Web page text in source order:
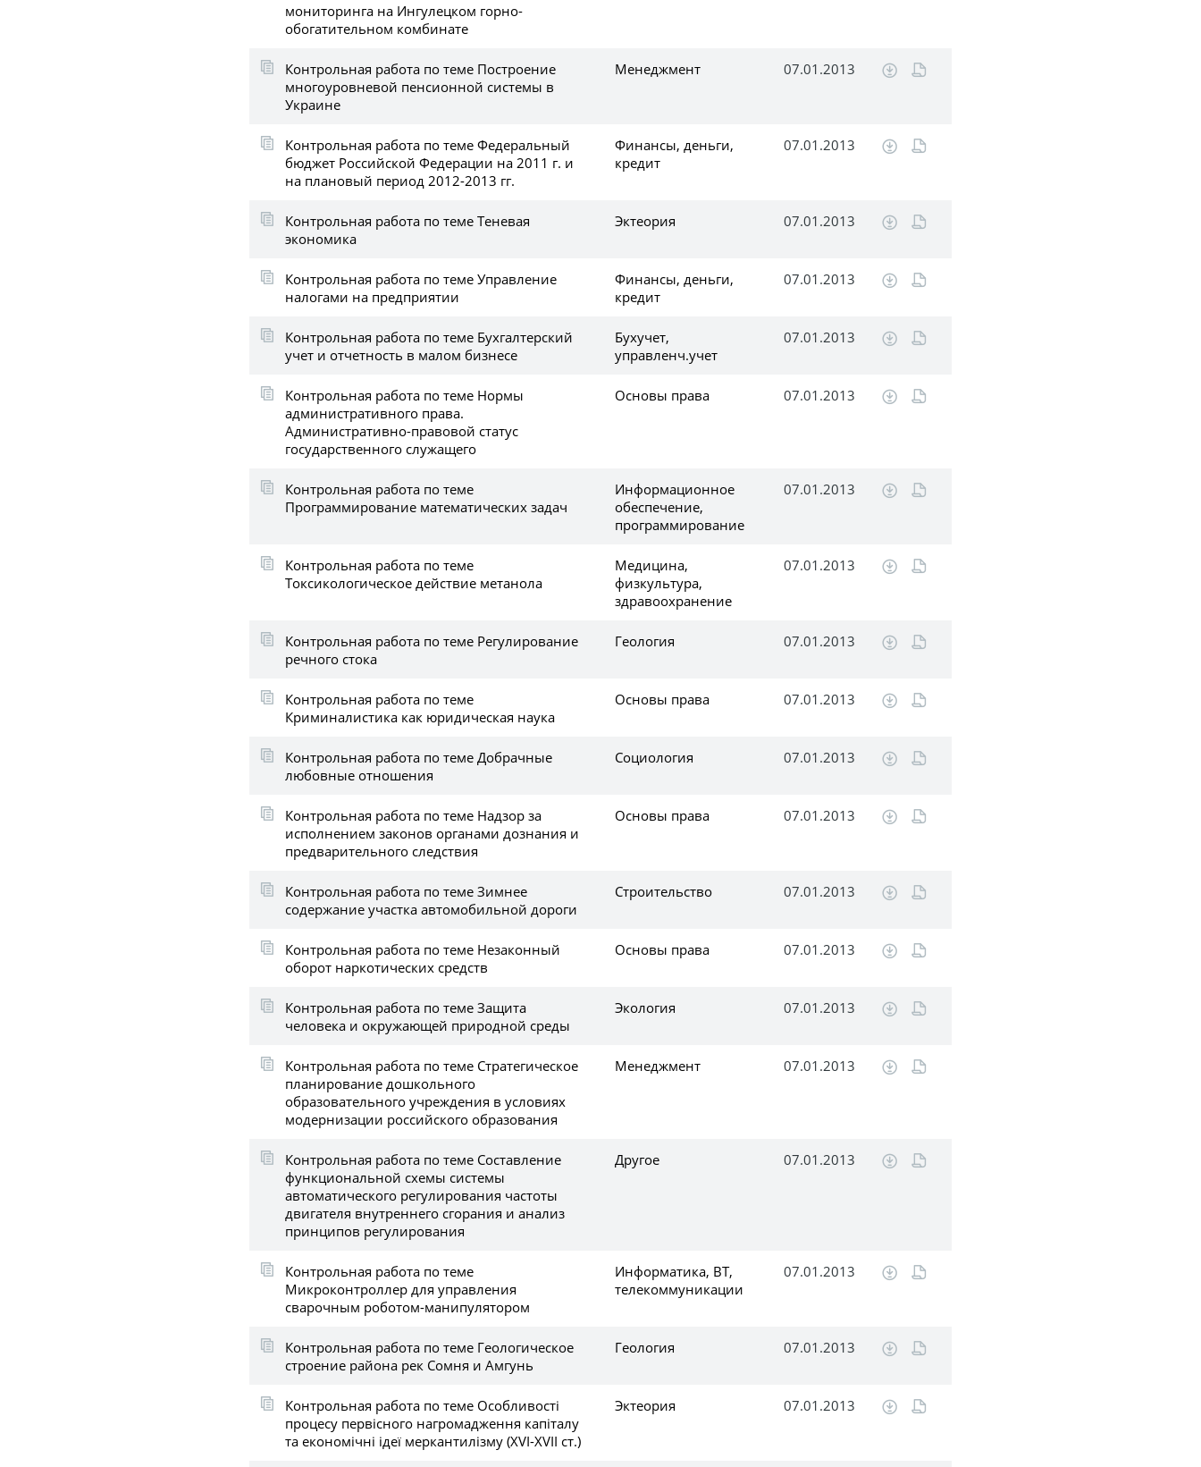
мониторинга на Ингулецком горно-
обогатительном комбинате
Контрольная работа по теме Построение
многоуровневой пенсионной системы в
Украине
Менеджмент 07.01.2013
Контрольная работа по теме Федеральный
бюджет Российской Федерации на 2011 г. и
на плановый период 2012-2013 гг.
Финансы, деньги,
кредит
07.01.2013
Контрольная работа по теме Теневая
экономика
Эктеория 07.01.2013
Контрольная работа по теме Управление
налогами на предприятии
Финансы, деньги,
кредит
07.01.2013
Контрольная работа по теме Бухгалтерский
учет и отчетность в малом бизнесе
Бухучет,
управленч.учет
07.01.2013
Контрольная работа по теме Нормы
административного права.
Административно-правовой статус
государственного служащего
Основы права 07.01.2013
Контрольная работа по теме
Программирование математических задач
Информационное
обеспечение,
программирование
07.01.2013
Контрольная работа по теме
Токсикологическое действие метанола
Медицина,
физкультура,
здравоохранение
07.01.2013
Контрольная работа по теме Регулирование
речного стока
Геология 07.01.2013
Контрольная работа по теме
Криминалистика как юридическая наука
Основы права 07.01.2013
Контрольная работа по теме Добрачные
любовные отношения
Социология 07.01.2013
Контрольная работа по теме Надзор за
исполнением законов органами дознания и
предварительного следствия
Основы права 07.01.2013
Контрольная работа по теме Зимнее
содержание участка автомобильной дороги
Строительство 07.01.2013
Контрольная работа по теме Незаконный
оборот наркотических средств
Основы права 07.01.2013
Контрольная работа по теме Защита
человека и окружающей природной среды
Экология 07.01.2013
Контрольная работа по теме Стратегическое
планирование дошкольного
образовательного учреждения в условиях
модернизации российского образования
Менеджмент 07.01.2013
Контрольная работа по теме Составление
функциональной схемы системы
автоматического регулирования частоты
двигателя внутреннего сгорания и анализ
принципов регулирования
Другое 07.01.2013
Контрольная работа по теме
Микроконтроллер для управления
сварочным роботом-манипулятором
Информатика, ВТ,
телекоммуникации
07.01.2013
Контрольная работа по теме Геологическое
строение района рек Сомня и Амгунь
Геология 07.01.2013
Контрольная работа по теме Особливості
процесу первісного нагромадження капіталу
та економічні ідеї меркантилізму (XVI-XVII ст.)
Эктеория 07.01.2013